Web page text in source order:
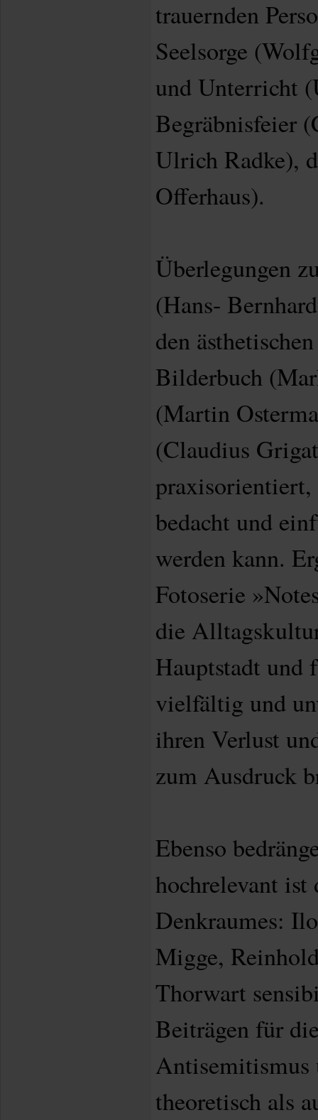
trauernden
Seelsorge
und Unterricht
Begräbnisfeier
Ulrich Radke),
Offerhaus).
Überlegungen
(Hans-
den
Bilderbuch
(Martin
(Claudius
praxisorientiert,
bedacht und
werden kann.
Fotoserie
die
Hauptstadt und
vielfältig und
ihren Verlust
zum Ausdruck
Ebenso
hochrelevant ist
Denkraumes:
Migge,
Thorwart
Beiträgen für
Antisemitismus
theoretisch als